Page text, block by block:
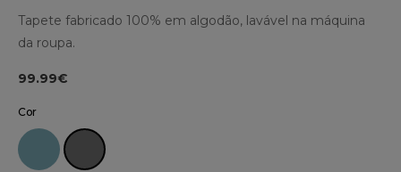
Tapete fabricado 100% em algodão, lavável na máquina
da roupa.
99.99€
Cor